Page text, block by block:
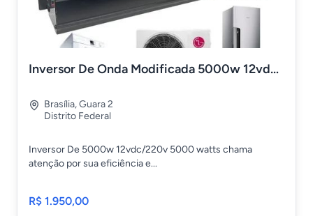
Inversor De Onda Modificada 5000w 12vdc/220v
Brasília,Guara 2
Distrito Federal
Inversor De 5000w 12vdc/220v 5000 watts chama
atenção por sua eficiência e...
R$ 1.950,00